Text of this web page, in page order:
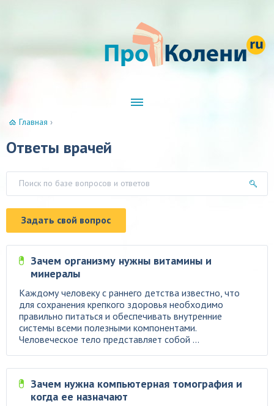
Главная ›
Ответы врачей
Задать свой вопрос
Зачем организму нужны витамины и
минералы
Каждому человеку с раннего детства известно, что
для сохранения крепкого здоровья необходимо
правильно питаться и обеспечивать внутренние
системы всеми полезными компонентами.
Человеческое тело представляет собой ...
Зачем нужна компьютерная томография и
когда ее назначают